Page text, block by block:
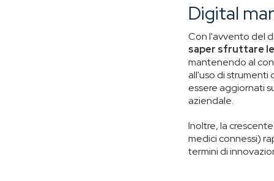
Digital
Con l'avvento del
saper sfruttare
mantenendo al
all'uso di strumenti
essere aggiornati
aziendale.
Inoltre, la
medici connessi)
termini di